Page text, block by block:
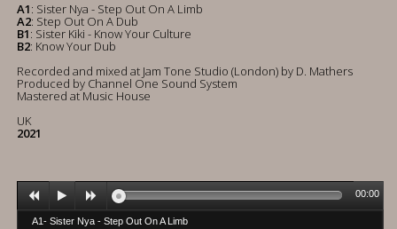
A1: Sister Nya - Step Out On A Limb
A2: Step Out On A Dub
B1: Sister Kiki - Know Your Culture
B2: Know Your Dub
Recorded and mixed at Jam Tone Studio (London) by D. Mathers
Produced by Channel One Sound System
Mastered at Music House
UK
2021
A1- Sister Nya - Step Out On A Limb
00:00